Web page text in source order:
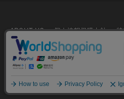
ABOUT US 個人情報保護方針 特
利用規約 サイト利用条件